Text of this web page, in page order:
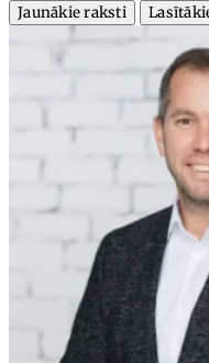
Jaunākie raksti